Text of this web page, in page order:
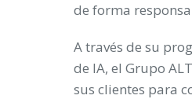
de forma
A través de su
de IA, el Grupo
sus clientes para